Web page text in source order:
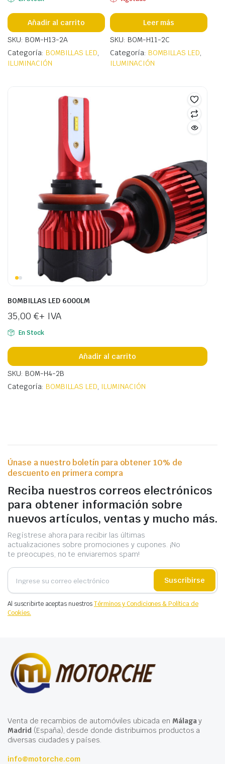
Añadir al carrito
SKU: BOM-H13-2A
Categoría: BOMBILLAS LED,
ILUMINACIÓN
Leer más
SKU: BOM-H11-2C
Categoría: BOMBILLAS LED,
ILUMINACIÓN
BOMBILLAS LED 6000LM
35,00 €+ IVA
En Stock
Añadir al carrito
SKU: BOM-H4-2B
Categoría: BOMBILLAS LED, ILUMINACIÓN
Únase a nuestro boletín para obtener 10% de
descuento en primera compra
Reciba nuestros correos electrónicos
para obtener información sobre
nuevos artículos, ventas y mucho más.
Regístrese ahora para recibir las últimas
actualizaciones sobre promociones y cupones. ¡No
te preocupes, no te enviaremos spam!
Suscribirse
Al suscribirte aceptas nuestrosTérminos y Condiciones & Política de
Cookies.
Venta de recambios de automóviles ubicada en Málagay
Madrid(España), desde donde distribuimos productos a
diversas ciudades y países.
info@motorche.com